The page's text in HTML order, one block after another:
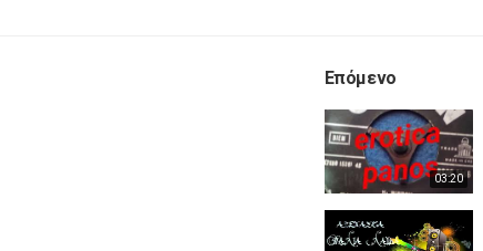
Επόμενο
03:20